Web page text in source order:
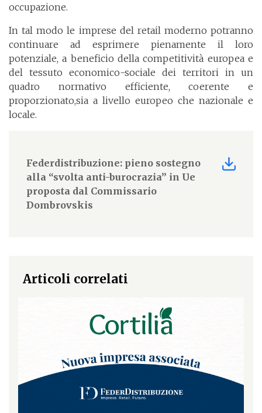
occupazione.
In tal modo le imprese del retail moderno potranno
continuare ad esprimere pienamente il loro
potenziale, a beneficio della competitività europea e
del tessuto economico-sociale dei territori in un
quadro normativo efficiente, coerente e
proporzionato,sia a livello europeo che nazionale e
locale.
Federdistribuzione: pieno sostegno
alla “svolta anti-burocrazia” in Ue
proposta dal Commissario
Dombrovskis
Articoli correlati